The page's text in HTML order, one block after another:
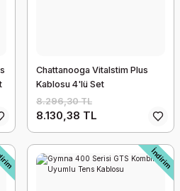
Chattanooga Vitalstim Plus
Kablosu 4'lü Set
8.296,30 TL
8.130,38 TL
İndirim